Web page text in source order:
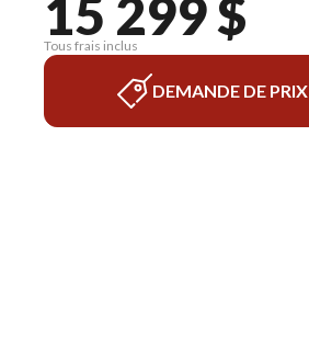
15 299 $
Tous frais inclus
DEMANDE DE PRIX